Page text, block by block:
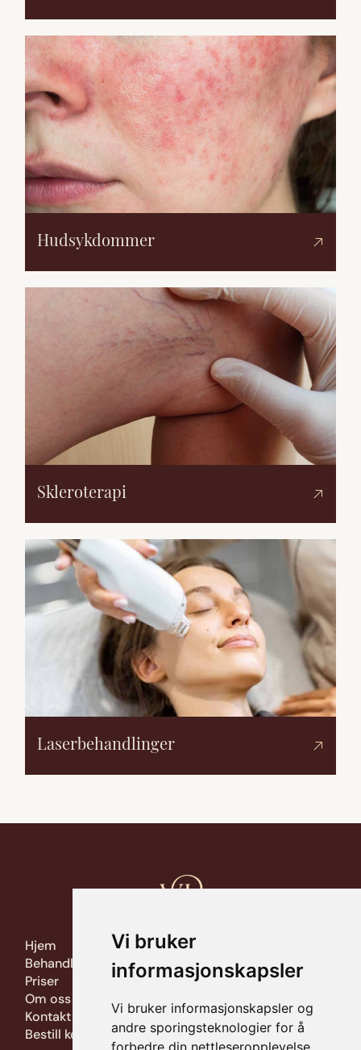
Vi bruker
informasjonskapsler
Vi bruker informasjonskapsler og
andre sporingsteknologier for å
forbedre din nettleseropplevelse
Hudsykdommer
Skleroterapi
Laserbehandlinger
Hjem
Behandlinger
Priser
Om oss
Kontakt
Bestill konsultasjon